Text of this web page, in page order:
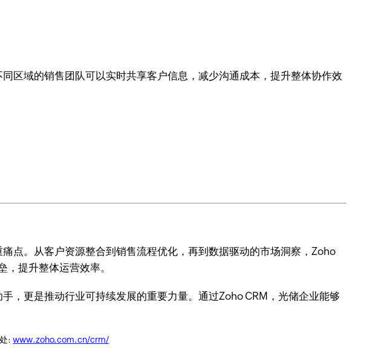
区域的销售团队可以实时共享客户信息，减少沟通成本，提升整体协作效
点。从客户资源整合到销售流程优化，再到数据驱动的市场洞察，Zoho
提升整体运营效率。
，更是推动行业可持续发展的重要力量。通过Zoho CRM，光储企业能够
处:www.zoho.com.cn/crm/